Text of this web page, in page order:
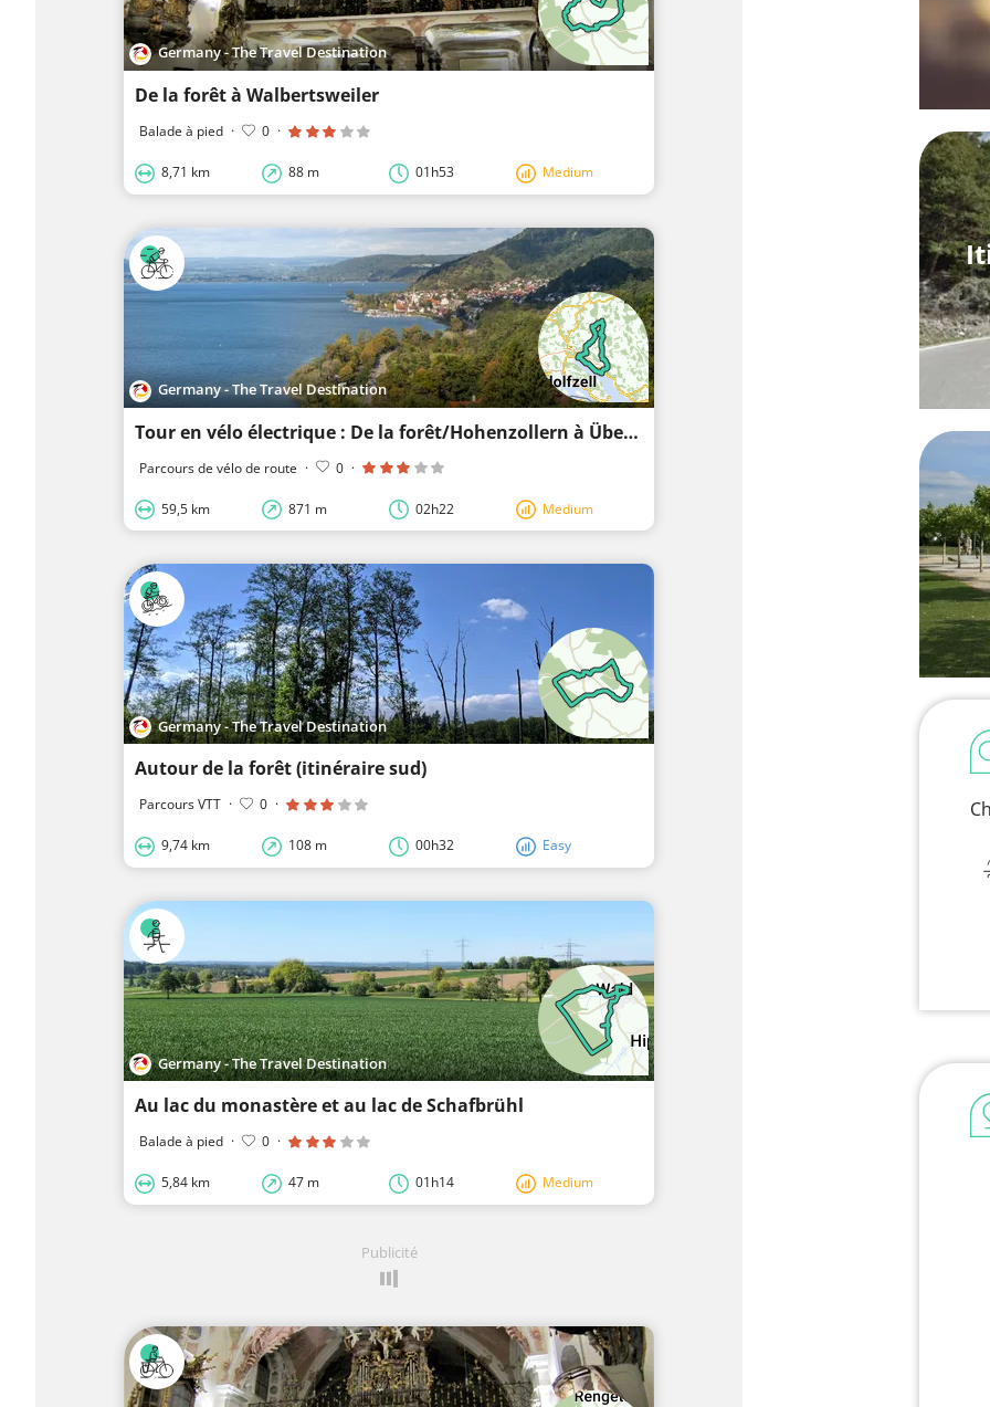
Germany - The Travel Destination
De la forêt à Walbertsweiler
Balade à pied · 0 ·
8,71 km 88 m 01h53 Medium
Germany - The Travel Destination
Tour en vélo électrique : De la forêt/Hohenzollern à Überlingen et retour
Parcours de vélo de route · 0 ·
59,5 km 871 m 02h22 Medium
Germany - The Travel Destination
Autour de la forêt (itinéraire sud)
Parcours VTT · 0 ·
9,74 km 108 m 00h32 Easy
Germany - The Travel Destination
Au lac du monastère et au lac de Schafbrühl
Balade à pied · 0 ·
5,84 km 47 m 01h14 Medium
Publicité